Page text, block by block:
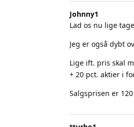
Johnny1
Lad os nu lige
Jeg er også dybt
Lige ift. pris skal
+ 20 pct. aktier i
Salgsprisen er